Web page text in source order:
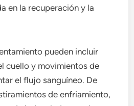
en la recuperación y la
pueden incluir
cuello y movimientos de
el flujo sanguíneo. De
de enfriamiento,